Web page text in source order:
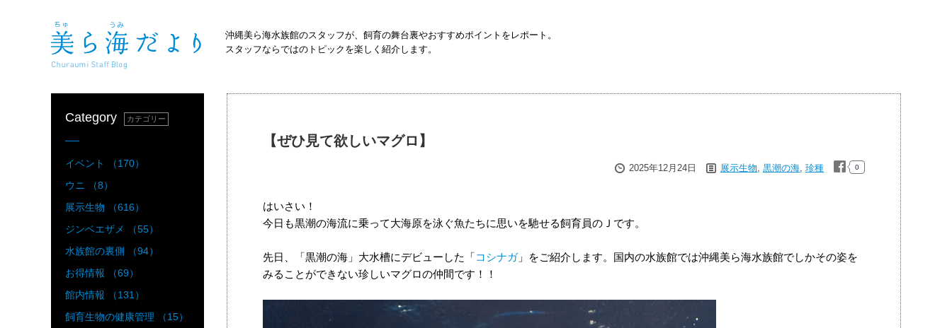
沖縄美ら海水族館のスタッフが、飼育の舞台裏やおすすめポイントをレポート。
スタッフならではのトピックを楽しく紹介します。
【ぜひ見て欲しいマグロ】
2025年12月24日 展示生物, 黒潮の海, 珍種 0
はいさい！
今日も黒潮の海流に乗って大海原を泳ぐ魚たちに思いを馳せる飼育員のＪです。
先日、「黒潮の海」大水槽にデビューした「コシナガ」をご紹介します。国内の水族館では沖縄美ら海水族館でしかその姿を
みることができない珍しいマグロの仲間です！！
Category カテゴリー
イベント （170）
ウニ （8）
展示生物 （616）
ジンベエザメ （55）
水族館の裏側 （94）
お得情報 （69）
館内情報 （131）
飼育生物の健康管理 （15）